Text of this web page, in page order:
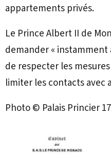
appartements privés.
Le Prince Albert II de
demander «
de respecter les
limiter les contacts avec
Photo © Palais Princier